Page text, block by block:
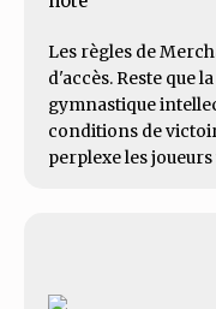
Les règles de
d'accès. Reste que
gymnastique
conditions de
perplexe les